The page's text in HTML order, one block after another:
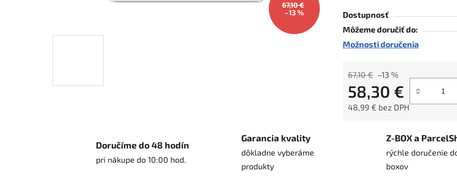
Dostupnosť
Môžeme doručiť do:
Možnosti doručenia
67,10 € –13 %
58,30 €
48,99 € bez DPH
67,10 €
–13 %
Doručíme do 48 hodín
pri nákupe do 10:00 hod.
Garancia kvality
dôkladne vyberáme
produkty
Z-BOX a
rýchle doručenie
boxov